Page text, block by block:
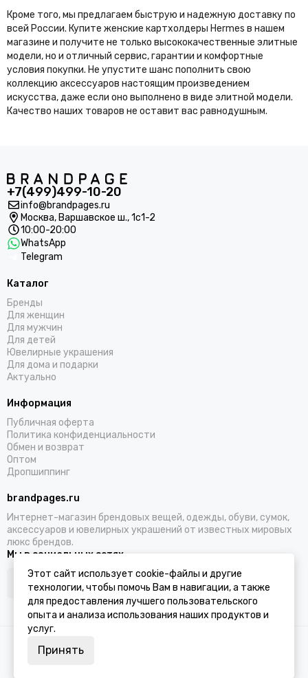
Кроме того, мы предлагаем быструю и надежную доставку по
всей России. Купите женские картхолдеры Hermes в нашем
магазине и получите не только высококачественные элитные
модели, но и отличный сервис, гарантии и комфортные
условия покупки. Не упустите шанс пополнить свою
коллекцию аксессуаров настоящим произведением
искусства, даже если оно выполнено в виде элитной модели.
Качество наших товаров не оставит вас равнодушным.
+7(499)499-10-20
info@brandpages.ru
Москва, Варшавское ш., 1с1-2
10:00-20:00
WhatsApp
Telegram
Каталог
Бренды
Для женщин
Для мужчин
Для детей
Ювелирные украшения
Для дома и подарки
Актуально
Информация
Публичная оферта
Политика конфиденциальности
Обмен и возврат
Оптом
Дропшиппинг
brandpages.ru
Интернет-магазин брендовых вещей, одежды, обуви, сумок,
аксессуаров и ювелирных украшений от известных мировых
люкс брендов.
Мы в социальных сетях
Этот сайт использует cookie-файлы и другие
технологии, чтобы помочь Вам в навигации, а также
для предоставления лучшего пользовательского
опыта и анализа использования наших продуктов и
услуг.
Принять